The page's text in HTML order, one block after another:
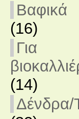
Βαφικά
(16)
Για
(14)
Δένδρα/